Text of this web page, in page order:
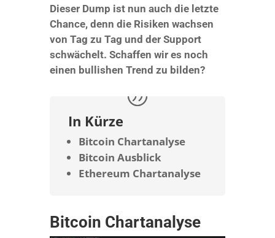
Dieser Dump ist nun auch die letzte
Chance, denn die Risiken wachsen
von Tag zu Tag und der Support
schwächelt. Schaffen wir es noch
einen bullishen Trend zu bilden?
In Kürze
Bitcoin Chartanalyse
Bitcoin Ausblick
Ethereum Chartanalyse
Bitcoin Chartanalyse